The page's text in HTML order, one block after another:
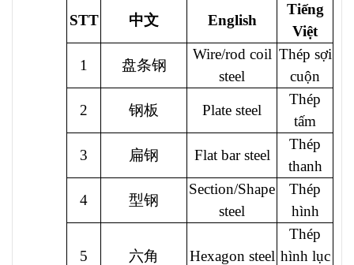
STT 中文 English
Tiếng
Việt
1 盘条钢
Wire/rod coil
steel
Thép sợi
cuộn
2 钢板 Plate steel
Thép
tấm
3 扁钢 Flat bar steel
Thép
thanh
4 型钢
Section/Shape
steel
Thép
hình
5 六角 Hexagon steel
Thép
hình lục